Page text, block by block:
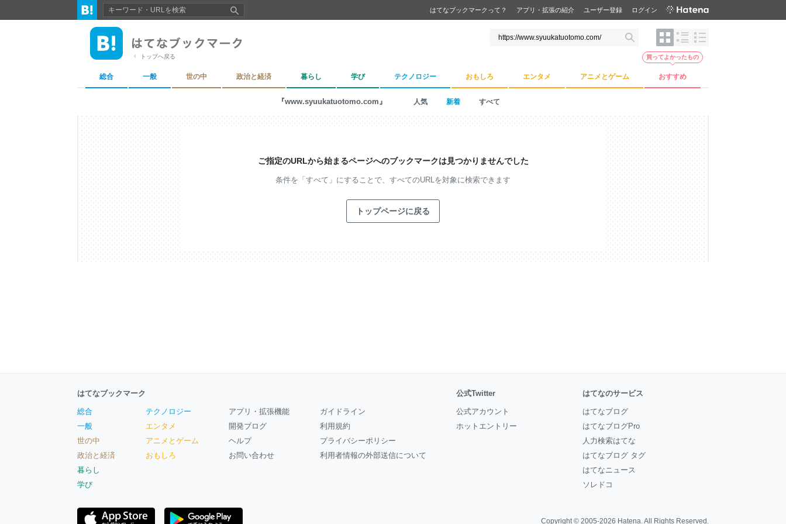
はてなブックマークって？ アプリ・拡張の紹介 ユーザー登録 ログイン
トップへ戻る
総合 一般 世の中 政治と経済 暮らし 学び テクノロジー おもしろ エンタメ アニメとゲーム おすすめ
買ってよかったもの
『www.syuukatuotomo.com』 人気 新着 すべて
ご指定のURLから始まるページへのブックマークは見つかりませんでした
条件を「すべて」にすることで、 すべてのURLを対象に検索できます
トップページに戻る
はてなブックマーク
総合
一般
世の中
政治と経済
暮らし
学び
テクノロジー
エンタメ
アニメとゲーム
おもしろ
アプリ・拡張機能
開発ブログ
ヘルプ
お問い合わせ
ガイドライン
利用規約
プライバシーポリシー
利用者情報の外部送信について
公式Twitter
公式アカウント
ホットエントリー
はてなのサービス
はてなブログ
はてなブログPro
人力検索はてな
はてなブログ タグ
はてなニュース
ソレドコ
Copyright © 2005-2026 Hatena. All Rights Reserved.